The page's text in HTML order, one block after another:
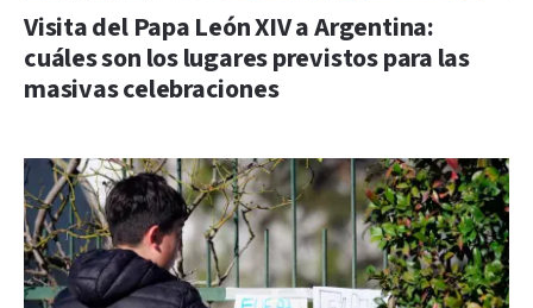
Visita del Papa León XIV a Argentina:
cuáles son los lugares previstos para las
masivas celebraciones